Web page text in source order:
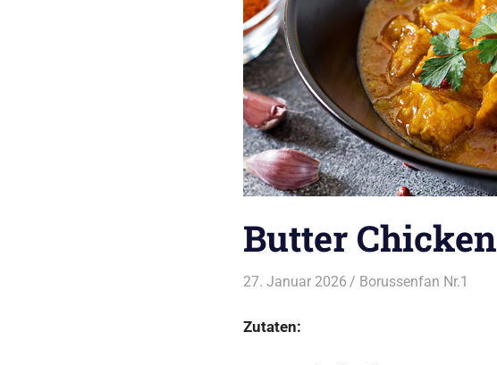
Butter Chicken
27. Januar 2026 Borussenfan Nr.1
Zutaten: